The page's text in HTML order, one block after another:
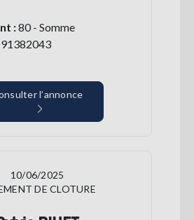
:80 - Somme
91382043
l’annonce
10/06/2025
DE CLOTURE